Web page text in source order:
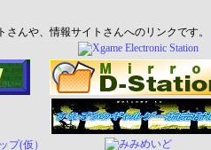
んや、情報サイトさんへのリンクです。
プ(仮）